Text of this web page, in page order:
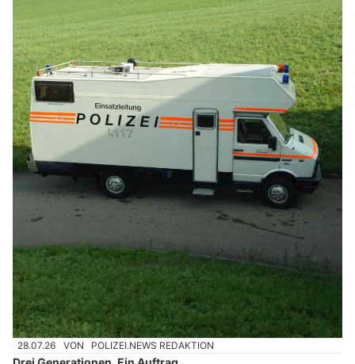
28.07.26 VON POLIZEI.NEWS REDAKTION